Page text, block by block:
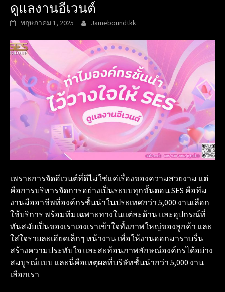
ดูแลงานอีเวนต์
พฤษภาคม 1, 2025 Jameboundtkk
เพราะการจัดอีเวนต์ที่ดีไม่ใช่แค่เรื่องของความสวยงาม แต่
คือการบริหารจัดการอย่างเป็นระบบทุกขั้นตอน SES คือทีม
งานมืออาชีพที่องค์กรชั้นนำในประเทศกว่า 5,000 งานเลือก
ใช้บริการ พร้อมทีมเฉพาะทางในแต่ละด้าน และอุปกรณ์ที่
ทันสมัยเป็นของเราเองเราเข้าใจทั้งภาพใหญ่ของลูกค้า และ
ใส่ใจรายละเอียดเล็กๆ หน้างาน เพื่อให้งานออกมาราบรื่น
สร้างความประทับใจ และสะท้อนภาพลักษณ์องค์กรได้อย่าง
สมบูรณ์แบบ และนี่คือเหตุผลที่บริษัทชั้นนำกว่า 5,000 งาน
เลือกเรา